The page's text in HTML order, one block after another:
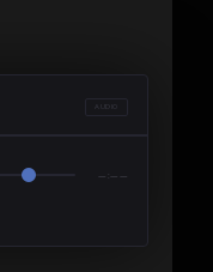
AUDIO
—:——